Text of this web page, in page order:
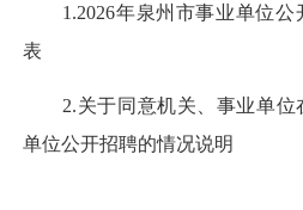
1.2026年泉州市事业单位公
表
2.关于同意机关、事业单位
单位公开招聘的情况说明